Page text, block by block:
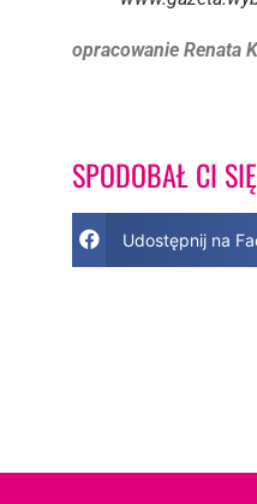
opracowanie Renata
SPODOBAŁ CI
Udostępnij na